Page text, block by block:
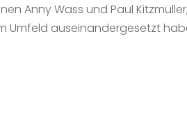
Anny Wass und Paul
Umfeld auseinandergesetzt